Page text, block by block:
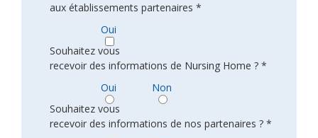
aux établissements partenaires *
Oui
Souhaitez vous
recevoir des informations de Nursing Home ? *
Oui
Non
Souhaitez vous
recevoir des informations de nos partenaires ? *